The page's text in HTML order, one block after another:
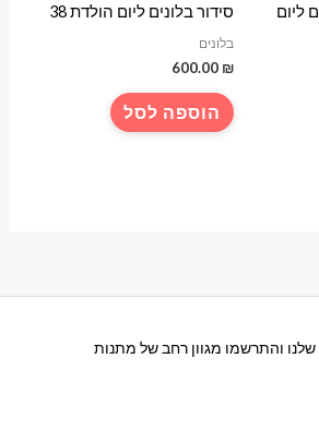
ליום
סידור בלונים ליום הולדת 38
בלונים
600.00 ₪
הוספה לסל
והתרשמו מגוון רחב של מתנות